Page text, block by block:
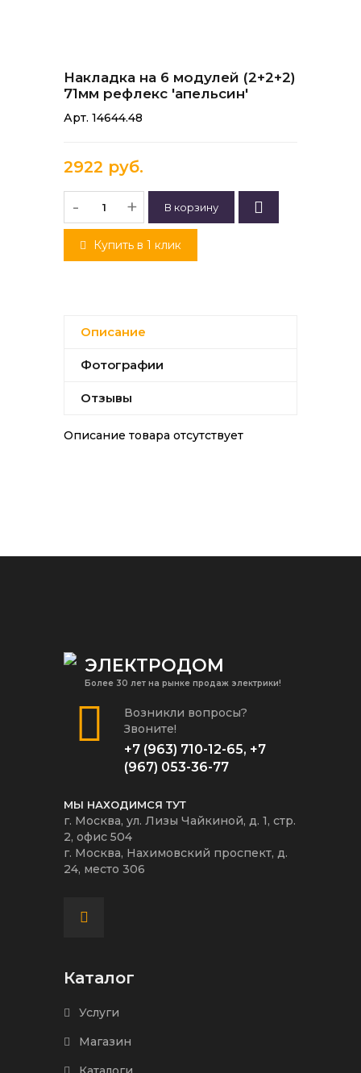
Накладка на 6 модулей (2+2+2)
71мм рефлекс 'апельсин'
Арт. 14644.48
2922 руб.
- +
Купить в 1 клик
Описание
Фотографии
Отзывы
Описание товара отсутствует
ЭЛЕКТРОДОМ
Более 30 лет на рынке продаж электрики!
Возникли вопросы?
Звоните!
+7 (963) 710-12-65, +7
(967) 053-36-77
МЫ НАХОДИМСЯ ТУТ
г. Москва, ул. Лизы Чайкиной, д. 1, стр.
2, офис 504
г. Москва, Нахимовский проспект, д.
24, место 306
Каталог
Услуги
Магазин